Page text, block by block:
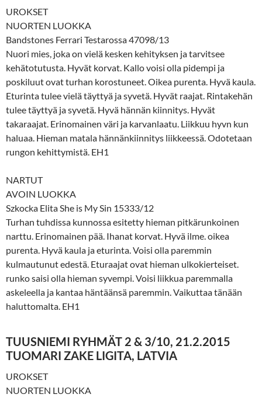
UROKSET
NUORTEN LUOKKA
Bandstones Ferrari Testarossa 47098/13
Nuori mies, joka on vielä kesken kehityksen ja tarvitsee
kehätotutusta. Hyvät korvat. Kallo voisi olla pidempi ja
poskiluut ovat turhan korostuneet. Oikea purenta. Hyvä kaula.
Eturinta tulee vielä täyttyä ja syvetä. Hyvät raajat. Rintakehän
tulee täyttyä ja syvetä. Hyvä hännän kiinnitys. Hyvät
takaraajat. Erinomainen väri ja karvanlaatu. Liikkuu hyvn kun
haluaa. Hieman matala hännänkiinnitys liikkeessä. Odotetaan
rungon kehittymistä. EH1
NARTUT
AVOIN LUOKKA
Szkocka Elita She is My Sin 15333/12
Turhan tuhdissa kunnossa esitetty hieman pitkärunkoinen
narttu. Erinomainen pää. Ihanat korvat. Hyvä ilme. oikea
purenta. Hyvä kaula ja eturinta. Voisi olla paremmin
kulmautunut edestä. Eturaajat ovat hieman ulkokierteiset.
runko saisi olla hieman syvempi. Voisi liikkua paremmalla
askeleella ja kantaa häntäänsä paremmin. Vaikuttaa tänään
haluttomalta. EH1
TUUSNIEMI RYHMÄT 2 & 3/10, 21.2.2015
TUOMARI ZAKE LIGITA, LATVIA
UROKSET
NUORTEN LUOKKA